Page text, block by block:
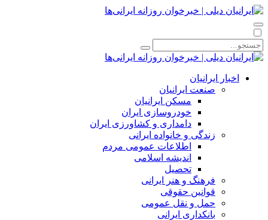
اخبار ایرانیان
صنعت ایرانیان
مسکن ایرانیان
خودروسازی ایران
دامداری و کشاورزی ایران
زندگی و خانواده ایرانی
اطلاعات عمومی مردم
اندیشه اسلامی
تحصیل
فرهنگ و هنر ایرانی
قوانین حقوقی
حمل و نقل عمومی
بانکداری ایرانی